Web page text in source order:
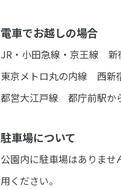
電車でお越しの場合
JR・小田急線・京王線 新
東京メトロ丸の内線 西新
都営大江戸線 都庁前駅か
駐車場について
公園内に駐車場はありませ
用ください。